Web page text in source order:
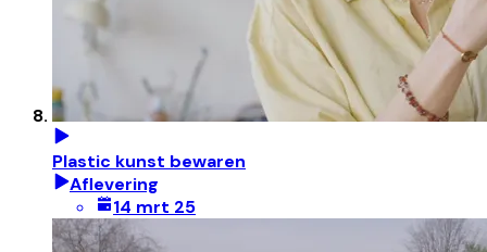
Plastic kunst bewaren
Aflevering
14 mrt 25